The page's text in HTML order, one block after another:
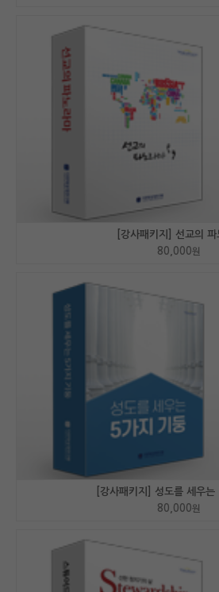
[강사패키지] 선교의 파
80,000원
[강사패키지] 성도를 세우
80,000원